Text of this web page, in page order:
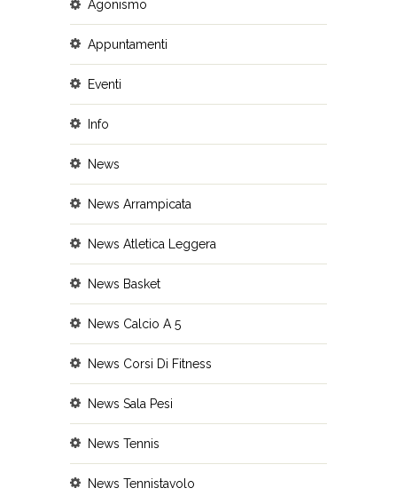
Agonismo
Appuntamenti
Eventi
Info
News
News Arrampicata
News Atletica Leggera
News Basket
News Calcio A 5
News Corsi Di Fitness
News Sala Pesi
News Tennis
News Tennistavolo